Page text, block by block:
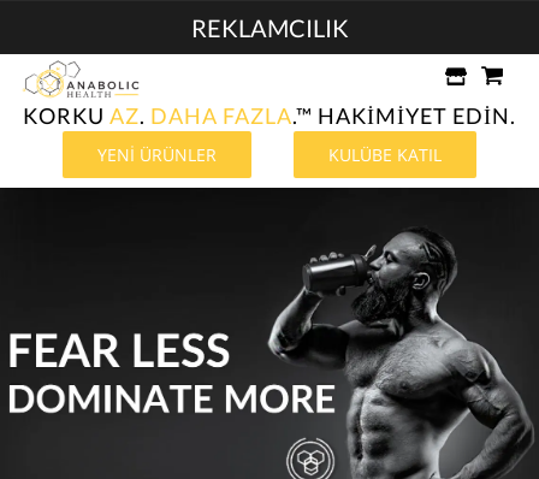
REKLAMCILIK
KORKU AZ. DAHA FAZLA.™ HAKİMİYET EDİN.
YENİ ÜRÜNLER KULÜBE KATIL